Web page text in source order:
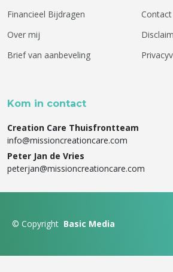
Financieel Bijdragen
Over mij
Brief van aanbeveling
Contact
Kom in contact
Creation Care Thuisfrontteam
info@missioncreationcare.com
Peter Jan de Vries
peterjan@missioncreationcare.com
© Copyright Basic Media